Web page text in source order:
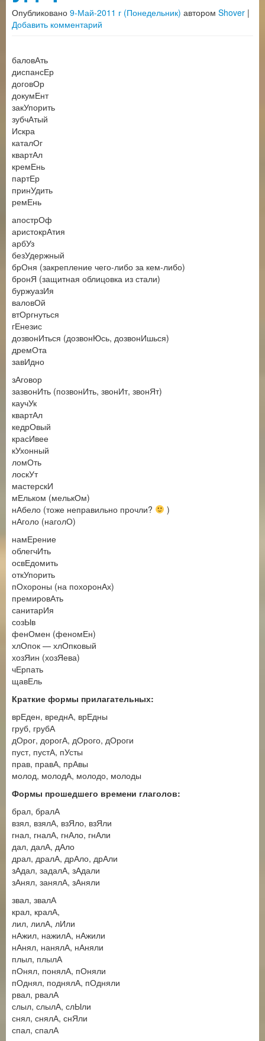
Опубликовано 9-Май-2011 г (Понедельник) автором Shover |
Добавить комментарий
баловАть
диспансЕр
договОр
докумЕнт
закУпорить
зубчАтый
Искра
каталОг
квартАл
кремЕнь
партЕр
принУдить
ремЕнь
апострОф
аристокрАтия
арбУз
безУдержный
брОня (закрепление чего-либо за кем-либо)
бронЯ (защитная облицовка из стали)
буржуазИя
валовОй
втОргнуться
гЕнезис
дозвонИться (дозвонЮсь, дозвонИшься)
дремОта
завИдно
зАговор
зазвонИть (позвонИть, звонИт, звонЯт)
каучУк
квартАл
кедрОвый
красИвее
кУхонный
ломОть
лоскУт
мастерскИ
мЕльком (мелькОм)
нАбело (тоже неправильно прочли?
)
нАголо (наголО)
намЕрение
облегчИть
освЕдомить
откУпорить
пОхороны (на похоронАх)
премировАть
санитарИя
созЫв
фенОмен (феномЕн)
хлОпок — хлОпковый
хозЯин (хозЯева)
чЕрпать
щавЕль
Краткие формы прилагательных:
врЕден, вреднА, врЕдны
груб, грубА
дОрог, дорогА, дОрого, дОроги
пуст, пустА, пУсты
прав, правА, прАвы
молод, молодА, молодо, молоды
Формы прошедшего времени глаголов:
брал, бралА
взял, взялА, взЯло, взЯли
гнал, гналА, гнАло, гнАли
дал, далА, дАло
драл, дралА, дрАло, дрАли
зАдал, задалА, зАдали
зАнял, занялА, зАняли
звал, звалА
крал, кралА,
лил, лилА, лИли
нАжил, нажилА, нАжили
нАнял, нанялА, нАняли
плыл, плылА
пОнял, понялА, пОняли
пОднял, поднялА, пОдняли
рвал, рвалА
слыл, слылА, слЫли
снял, снялА, снЯли
спал, спалА